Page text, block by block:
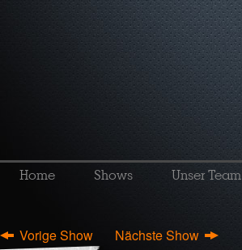
Home Shows Unser Team
Vorige Show Nächste Show